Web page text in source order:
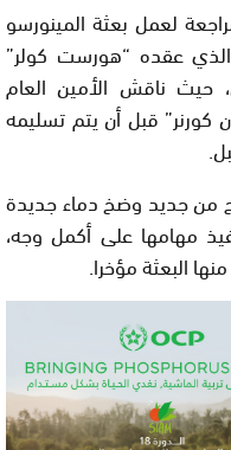
لعمل بعثة المينورسو
الذي عقده “هورست كولر”
حيث ناقش الأمين العام
كورنر” قبل أن يتم تسليمه
من جديد وضخ دماء جديدة
مهامها على أكمل وجه،
البعثة مؤخرا.